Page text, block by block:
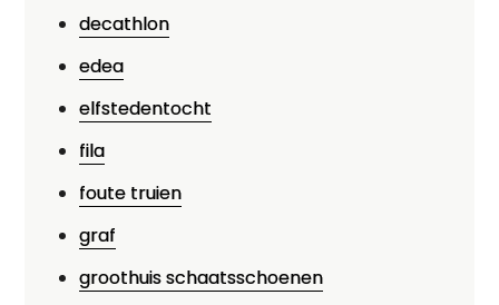
decathlon
edea
elfstedentocht
fila
foute truien
graf
groothuis schaatsschoenen